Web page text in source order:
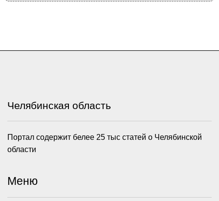
Челябинская область
Портал содержит белее 25 тыс статей о Челябинской
области
Меню